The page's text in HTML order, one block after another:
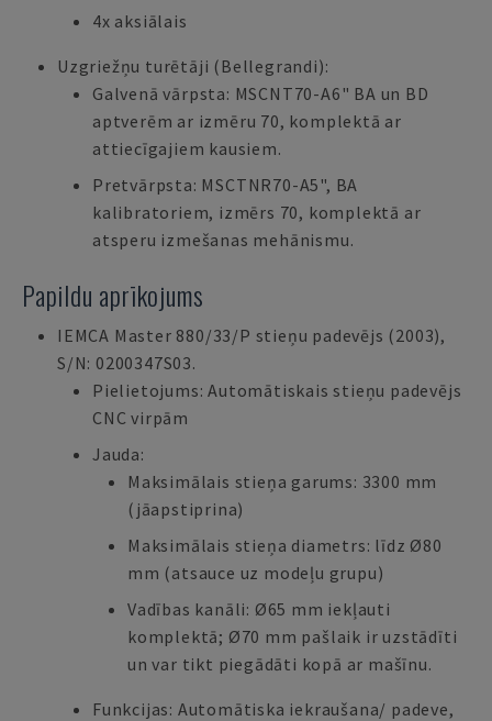
4x aksiālais
Uzgriežņu turētāji (Bellegrandi):
Galvenā vārpsta: MSCNT70-A6" BA un BD
aptverēm ar izmēru 70, komplektā ar
attiecīgajiem kausiem.
Pretvārpsta: MSCTNR70-A5", BA
kalibratoriem, izmērs 70, komplektā ar
atsperu izmešanas mehānismu.
Papildu aprīkojums
IEMCA Master 880/33/P stieņu padevējs (2003),
S/N: 0200347S03.
Pielietojums: Automātiskais stieņu padevējs
CNC virpām
Jauda:
Maksimālais stieņa garums: 3300 mm
(jāapstiprina)
Maksimālais stieņa diametrs: līdz Ø80
mm (atsauce uz modeļu grupu)
Vadības kanāli: Ø65 mm iekļauti
komplektā; Ø70 mm pašlaik ir uzstādīti
un var tikt piegādāti kopā ar mašīnu.
Funkcijas: Automātiska iekraušana/ padeve,